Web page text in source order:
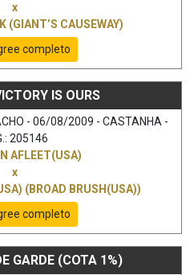
x
(GIANT’S CAUSEWAY)
completo
IS OURS
- 06/08/2009 - CASTANHA -
205146
AFLEET(USA)
x
(BROAD BRUSH(USA))
completo
GARDE (COTA 1%)